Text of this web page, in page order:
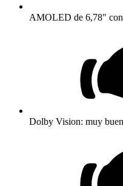
AMOLED de 6,78"
Dolby Vision: muy